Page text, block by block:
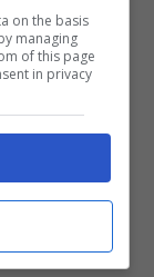
divisa dai
una
sfiorare il
esso.
on the basis
managing
of this page
in privacy